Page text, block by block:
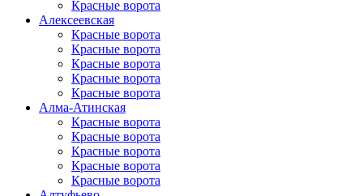
Красные ворота
Алексеевская
Красные ворота
Красные ворота
Красные ворота
Красные ворота
Красные ворота
Алма-Атинская
Красные ворота
Красные ворота
Красные ворота
Красные ворота
Красные ворота